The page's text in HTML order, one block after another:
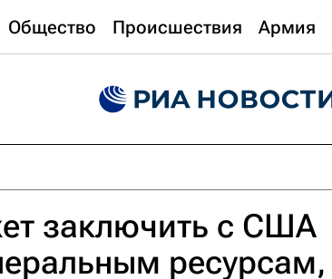
Общество Происшествия Армия
заключить с США
ресурсам,